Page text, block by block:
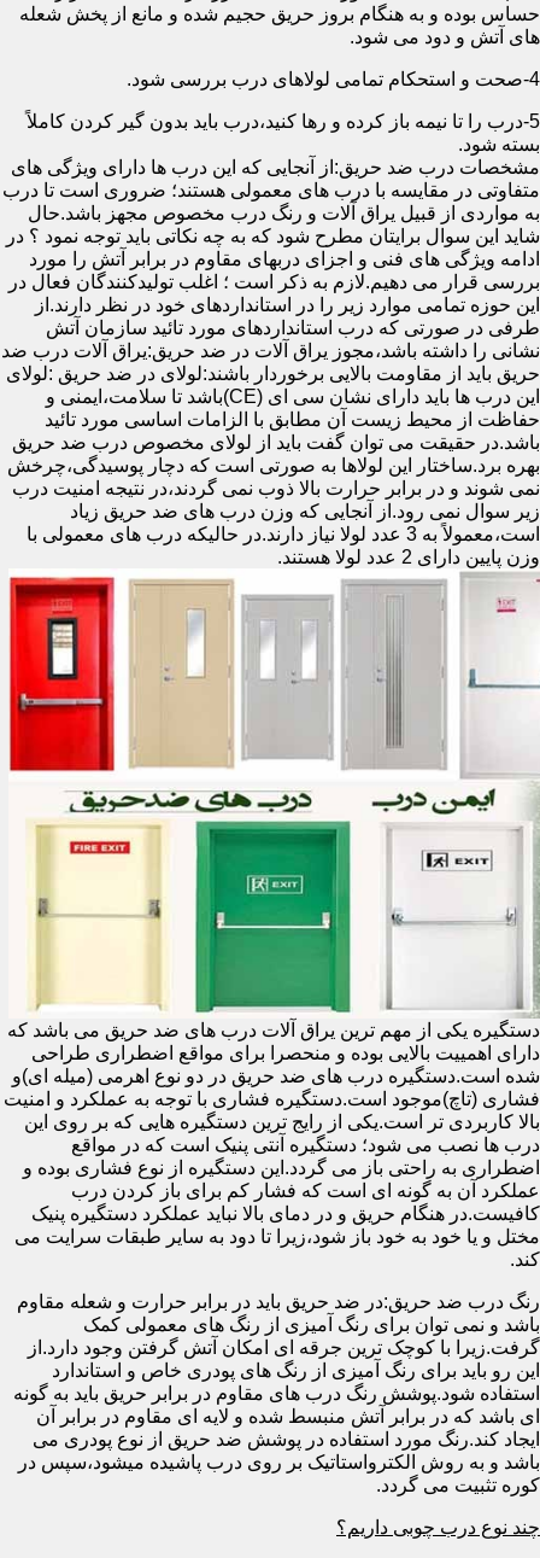
حساس بوده و به هنگام بروز حریق حجیم شده و مانع از پخش شعله
های آتش و دود می شود.
4-صحت و استحکام تمامی لولاهای درب بررسی شود.
5-درب را تا نیمه باز کرده و رها کنید،درب باید بدون گیر کردن کاملاً
بسته شود.
مشخصات درب ضد حریق:از آنجایی که این درب ها دارای ویژگی های
متفاوتی در مقایسه با درب های معمولی هستند؛ ضروری است تا درب
به مواردی از قبیل یراق آلات و رنگ درب مخصوص مجهز باشد.حال
شاید این سوال برایتان مطرح شود که به چه نکاتی باید توجه نمود ؟ در
ادامه ویژگی های فنی و اجزای دربهای مقاوم در برابر آتش را مورد
بررسی قرار می دهیم.لازم به ذکر است ؛ اغلب تولیدکنندگان فعال در
این حوزه تمامی موارد زیر را در استانداردهای خود در نظر دارند.از
طرفی در صورتی که درب استانداردهای مورد تائید سازمان آتش
نشانی را داشته باشد،مجوز یراق آلات در ضد حریق:یراق آلات درب ضد
حریق باید از مقاومت بالایی برخوردار باشند:لولای در ضد حریق :لولای
این درب ها باید دارای نشان سی ای (CE)باشد تا سلامت،ایمنی و
حفاظت از محیط زیست آن مطابق با الزامات اساسی مورد تائید
باشد.در حقیقت می توان گفت باید از لولای مخصوص درب ضد حریق
بهره برد.ساختار این لولاها به صورتی است که دچار پوسیدگی،چرخش
نمی شوند و در برابر حرارت بالا ذوب نمی گردند،در نتیجه امنیت درب
زیر سوال نمی رود.از آنجایی که وزن درب های ضد حریق زیاد
است،معمولاً به 3 عدد لولا نیاز دارند.در حالیکه درب های معمولی با
وزن پایین دارای 2 عدد لولا هستند.
دستگیره یکی از مهم ترین یراق آلات درب های ضد حریق می باشد که
دارای اهمییت بالایی بوده و منحصرا برای مواقع اضطراری طراحی
شده است.دستگیره درب های ضد حریق در دو نوع اهرمی (میله ای)و
فشاری (تاچ)موجود است.دستگیره فشاری با توجه به عملکرد و امنیت
بالا کاربردی تر است.یکی از رایج ترین دستگیره هایی که بر روی این
درب ها نصب می شود؛ دستگیره آنتی پنیک است که در مواقع
اضطراری به راحتی باز می گردد.این دستگیره از نوع فشاری بوده و
عملکرد آن به گونه ای است که فشار کم برای باز کردن درب
کافیست.در هنگام حریق و در دمای بالا نباید عملکرد دستگیره پنیک
مختل و یا خود به خود باز شود،زیرا تا دود به سایر طبقات سرایت می
کند.
رنگ درب ضد حریق:در ضد حریق باید در برابر حرارت و شعله مقاوم
باشد و نمی توان برای رنگ آمیزی از رنگ های معمولی کمک
گرفت.زیرا با کوچک ترین جرقه ای امکان آتش گرفتن وجود دارد.از
این رو باید برای رنگ آمیزی از رنگ های پودری خاص و استاندارد
استفاده شود.پوشش رنگ درب های مقاوم در برابر حریق باید به گونه
ای باشد که در برابر آتش منبسط شده و لایه ای مقاوم در برابر آن
ایجاد کند.رنگ مورد استفاده در پوشش ضد حریق از نوع پودری می
باشد و به روش الکترواستاتیک بر روی درب پاشیده میشود،سپس در
کوره تثبیت می گردد.
چند نوع درب چوبی داریم؟